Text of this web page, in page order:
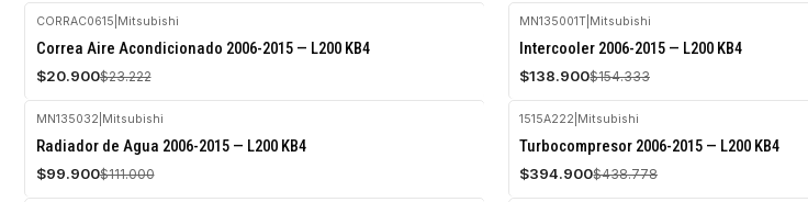
-10%
OFF
Agotado
CORRAC0615 Mitsubishi
Correa Aire Acondicionado 2006-2015 — L200 KB4
$20.900$23.222
-10%
OFF
Agotado
MN135001T Mitsubishi
Intercooler 2006-2015 — L200 KB4
$138.900$154.333
-10%
OFF
Agotado
MN135032 Mitsubishi
Radiador de Agua 2006-2015 — L200 KB4
$99.900$111.000
-10%
OFF
Agotado
1515A222 Mitsubishi
Turbocompresor 2006-2015 — L200 KB4
$394.900$438.778